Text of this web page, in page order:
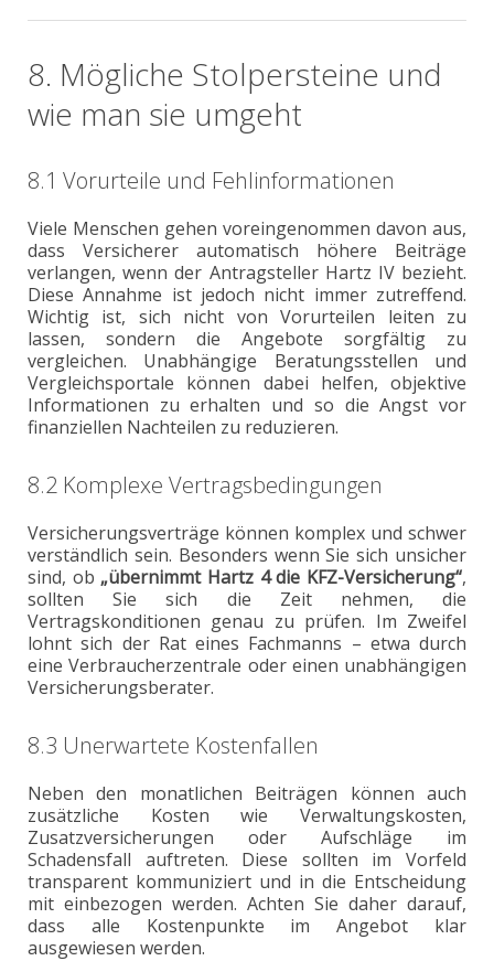
8. Mögliche Stolpersteine und
wie man sie umgeht
8.1 Vorurteile und Fehlinformationen
Viele Menschen gehen voreingenommen davon aus,
dass Versicherer automatisch höhere Beiträge
verlangen, wenn der Antragsteller Hartz IV bezieht.
Diese Annahme ist jedoch nicht immer zutreffend.
Wichtig ist, sich nicht von Vorurteilen leiten zu
lassen, sondern die Angebote sorgfältig zu
vergleichen. Unabhängige Beratungsstellen und
Vergleichsportale können dabei helfen, objektive
Informationen zu erhalten und so die Angst vor
finanziellen Nachteilen zu reduzieren.
8.2 Komplexe Vertragsbedingungen
Versicherungsverträge können komplex und schwer
verständlich sein. Besonders wenn Sie sich unsicher
sind, ob „übernimmt Hartz 4 die KFZ-Versicherung“,
sollten Sie sich die Zeit nehmen, die
Vertragskonditionen genau zu prüfen. Im Zweifel
lohnt sich der Rat eines Fachmanns – etwa durch
eine Verbraucherzentrale oder einen unabhängigen
Versicherungsberater.
8.3 Unerwartete Kostenfallen
Neben den monatlichen Beiträgen können auch
zusätzliche Kosten wie Verwaltungskosten,
Zusatzversicherungen oder Aufschläge im
Schadensfall auftreten. Diese sollten im Vorfeld
transparent kommuniziert und in die Entscheidung
mit einbezogen werden. Achten Sie daher darauf,
dass alle Kostenpunkte im Angebot klar
ausgewiesen werden.